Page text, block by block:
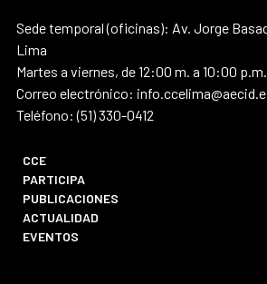
Sede temporal (oficinas): Av. Jorge
Lima
Martes a viernes, de 12:00 m. a 10:00 p.m.
Correo electrónico:
Teléfono: (51) 330-0412
CCE
PARTICIPA
PUBLICACIONES
ACTUALIDAD
EVENTOS